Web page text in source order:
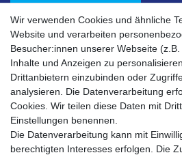
Unser Service
Sicherheit
Nachhaltigkeit
Downloads
Bestell- & Servicehotline
Wir verwenden Cookies und ähnliche
Website und verarbeiten
Besucher:innen unserer Webseite (z.B.
Inhalte und Anzeigen zu
Drittanbietern einzubinden oder
analysieren. Die Datenverarbeitung
Cookies. Wir teilen diese Daten mit
Einstellungen benennen.
Die Datenverarbeitung kann mit
berechtigten Interesses erfolgen. Die